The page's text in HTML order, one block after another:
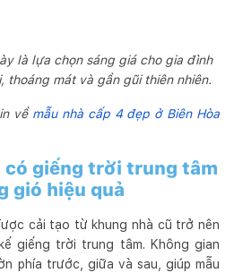
là lựa chọn sáng giá cho gia đình
thoáng mát và gần gũi thiên nhiên.
về mẫu nhà cấp 4 đẹp ở Biên Hòa
có giếng trời trung tâm
gió hiệu quả
cải tạo từ khung nhà cũ trở nên
giếng trời trung tâm. Không gian
phía trước, giữa và sau, giúp mẫu